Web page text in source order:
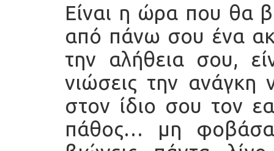
Είναι η ώρα που θα
από πάνω σου ένα
την αλήθεια σου,
νιώσεις την
στον ίδιο σου τον
πάθος… μη